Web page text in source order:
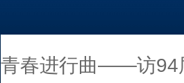
青春进行曲——访94